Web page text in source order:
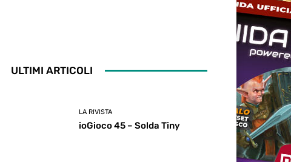
ULTIMI ARTICOLI
LA RIVISTA
ioGioco 45 – Solda Tiny